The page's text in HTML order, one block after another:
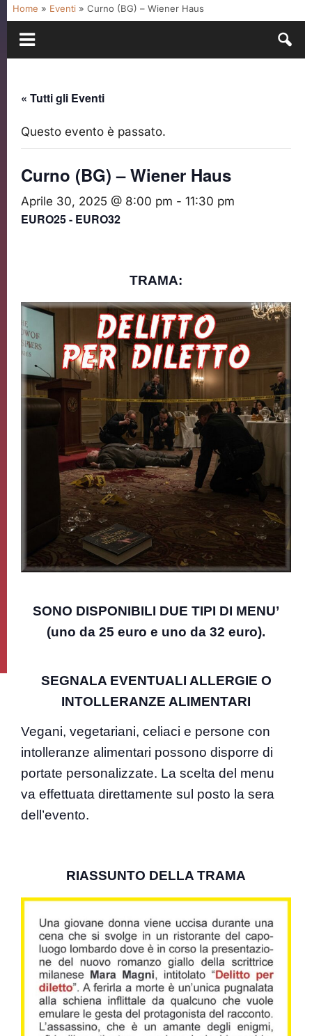
Home » Eventi » Curno (BG) – Wiener Haus
« Tutti gli Eventi
Questo evento è passato.
Curno (BG) – Wiener Haus
Aprile 30, 2025 @ 8:00 pm - 11:30 pm
EURO25 - EURO32
TRAMA:
SONO DISPONIBILI DUE TIPI DI MENU’
(uno da 25 euro e uno da 32 euro).
SEGNALA EVENTUALI ALLERGIE O
INTOLLERANZE ALIMENTARI
Vegani, vegetariani, celiaci e persone con
intolleranze alimentari possono disporre di
portate personalizzate. La scelta del menu
va effettuata direttamente sul posto la sera
dell’evento.
RIASSUNTO DELLA TRAMA